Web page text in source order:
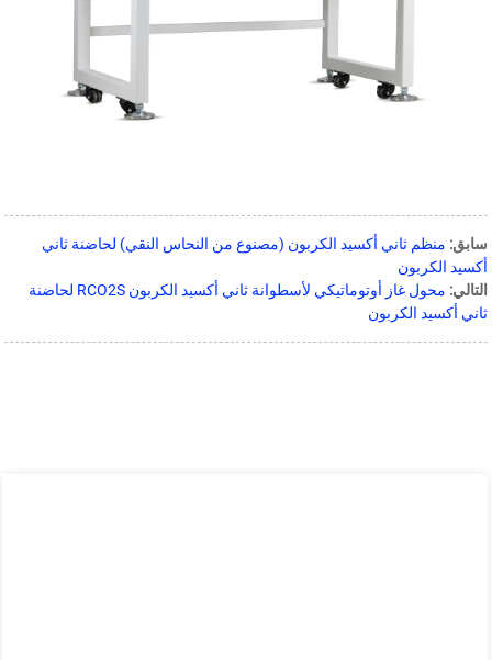
سابق: منظم ثاني أكسيد الكربون (مصنوع من النحاس النقي) لحاضنة ثاني
أكسيد الكربون
التالي:
محول غاز أوتوماتيكي لأسطوانة ثاني أكسيد الكربون RCO2S لحاضنة
ثاني أكسيد الكربون